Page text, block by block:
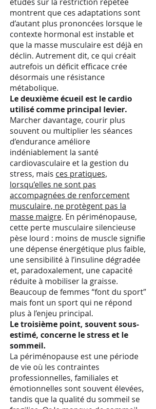
montrent que ces adaptations sont
d’autant plus prononcées lorsque le
contexte hormonal est instable et
que la masse musculaire est déjà en
déclin. Autrement dit, ce qui créait
autrefois un déficit efficace crée
désormais une résistance
métabolique.
Le deuxième écueil est le cardio
utilisé comme principal levier.
Marcher davantage, courir plus
souvent ou multiplier les séances
d’endurance améliore
indéniablement la santé
cardiovasculaire et la gestion du
stress, mais ces pratiques,
lorsqu’elles ne sont pas
accompagnées de renforcement
musculaire, ne protègent pas la
masse maigre. En périménopause,
cette perte musculaire silencieuse
pèse lourd : moins de muscle signifie
une dépense énergétique plus faible,
une sensibilité à l’insuline dégradée
et, paradoxalement, une capacité
réduite à mobiliser la graisse.
Beaucoup de femmes “font du sport”
mais font un sport qui ne répond
plus à l’enjeu principal.
Le troisième point, souvent sous-
estimé, concerne le stress et le
sommeil.
La périménopause est une période
de vie où les contraintes
professionnelles, familiales et
émotionnelles sont souvent élevées,
tandis que la qualité du sommeil se